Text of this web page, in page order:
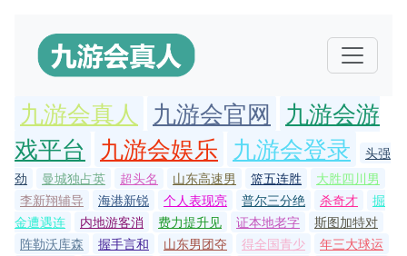
九游会真人 九游会官网 九游会游
戏平台 九游会娱乐 九游会登录
头强
劲
曼城独占英 超头名 山东高速男 篮五连胜
大胜四川男
李新翔辅导
海港新锐 个人表现亮 普尔三分绝 杀奇才
掘
金遭遇连
内地游客消 费力提升见 证本地老字
斯图加特对
阵勒沃库森
握手言和 山东男团夺 得全国青少
年三大球运